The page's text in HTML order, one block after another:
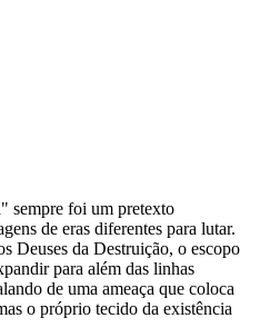
sempre foi um pretexto
de eras diferentes para lutar.
Deuses da Destruição, o escopo
para além das linhas
de uma ameaça que coloca
o próprio tecido da existência